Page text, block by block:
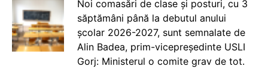
Noi comasări de clase și posturi, cu 3
săptămâni până la debutul anului
școlar 2026-2027, sunt semnalate de
Alin Badea, prim-vicepreședinte USLI
Gorj: Ministerul o comite grav de tot.